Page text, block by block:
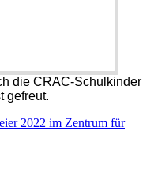
die CRAC-Schulkinder
gefreut.
2022 im Zentrum für